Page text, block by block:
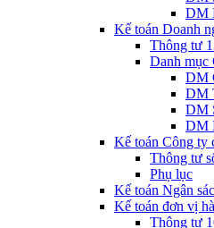
DM
Kế toán Doanh
Thông tư
Danh
DM
DM
DM
DM
Kế toán Công ty
Thông tư
Phụ lục
Kế toán Ngân
Kế toán đơn vị
Thông tư